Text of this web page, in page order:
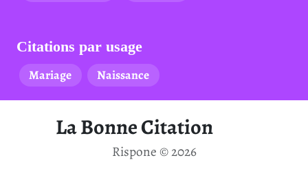
Citations par usage
Mariage
Naissance
La Bonne Citation
Rispone © 2026